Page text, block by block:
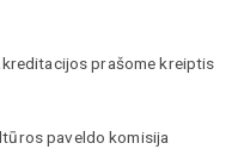
prašome kreiptis
paveldo komisija